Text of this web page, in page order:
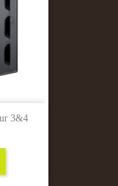
3&4